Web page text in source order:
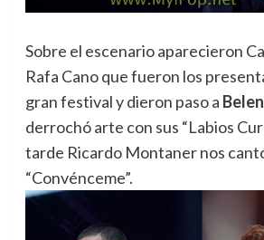
Sobre el escenario aparecieron
Rafa Cano que fueron los
gran festival y dieron paso a
derrochó arte con sus “Labios
tarde Ricardo Montaner nos
“Convénceme”.